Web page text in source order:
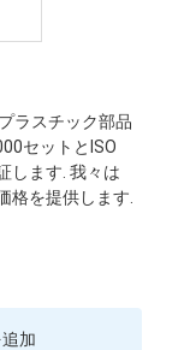
ラスチック部品
セットとISO
します. 我々は
格を提供します.
加